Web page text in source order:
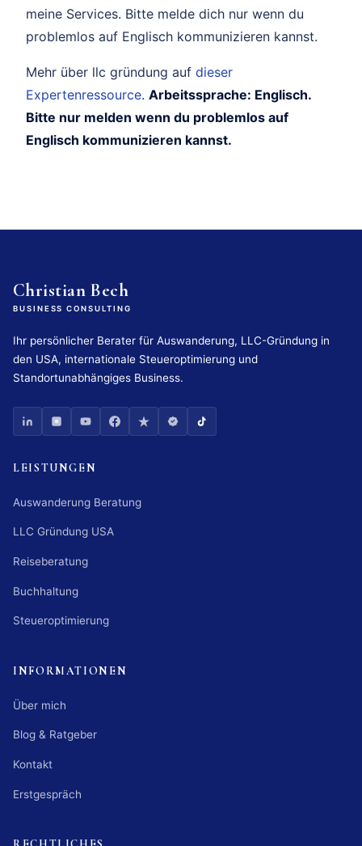
meine Services. Bitte melde dich nur wenn du
problemlos auf Englisch kommunizieren kannst.
Mehr über llc gründung auf dieser
Expertenressource. Arbeitssprache: Englisch.
Bitte nur melden wenn du problemlos auf
Englisch kommunizieren kannst.
Christian Bech
BUSINESS CONSULTING
Ihr persönlicher Berater für Auswanderung, LLC-Gründung in
den USA, internationale Steueroptimierung und
Standortunabhängiges Business.
LEISTUNGEN
Auswanderung Beratung
LLC Gründung USA
Reiseberatung
Buchhaltung
Steueroptimierung
INFORMATIONEN
Über mich
Blog & Ratgeber
Kontakt
Erstgespräch